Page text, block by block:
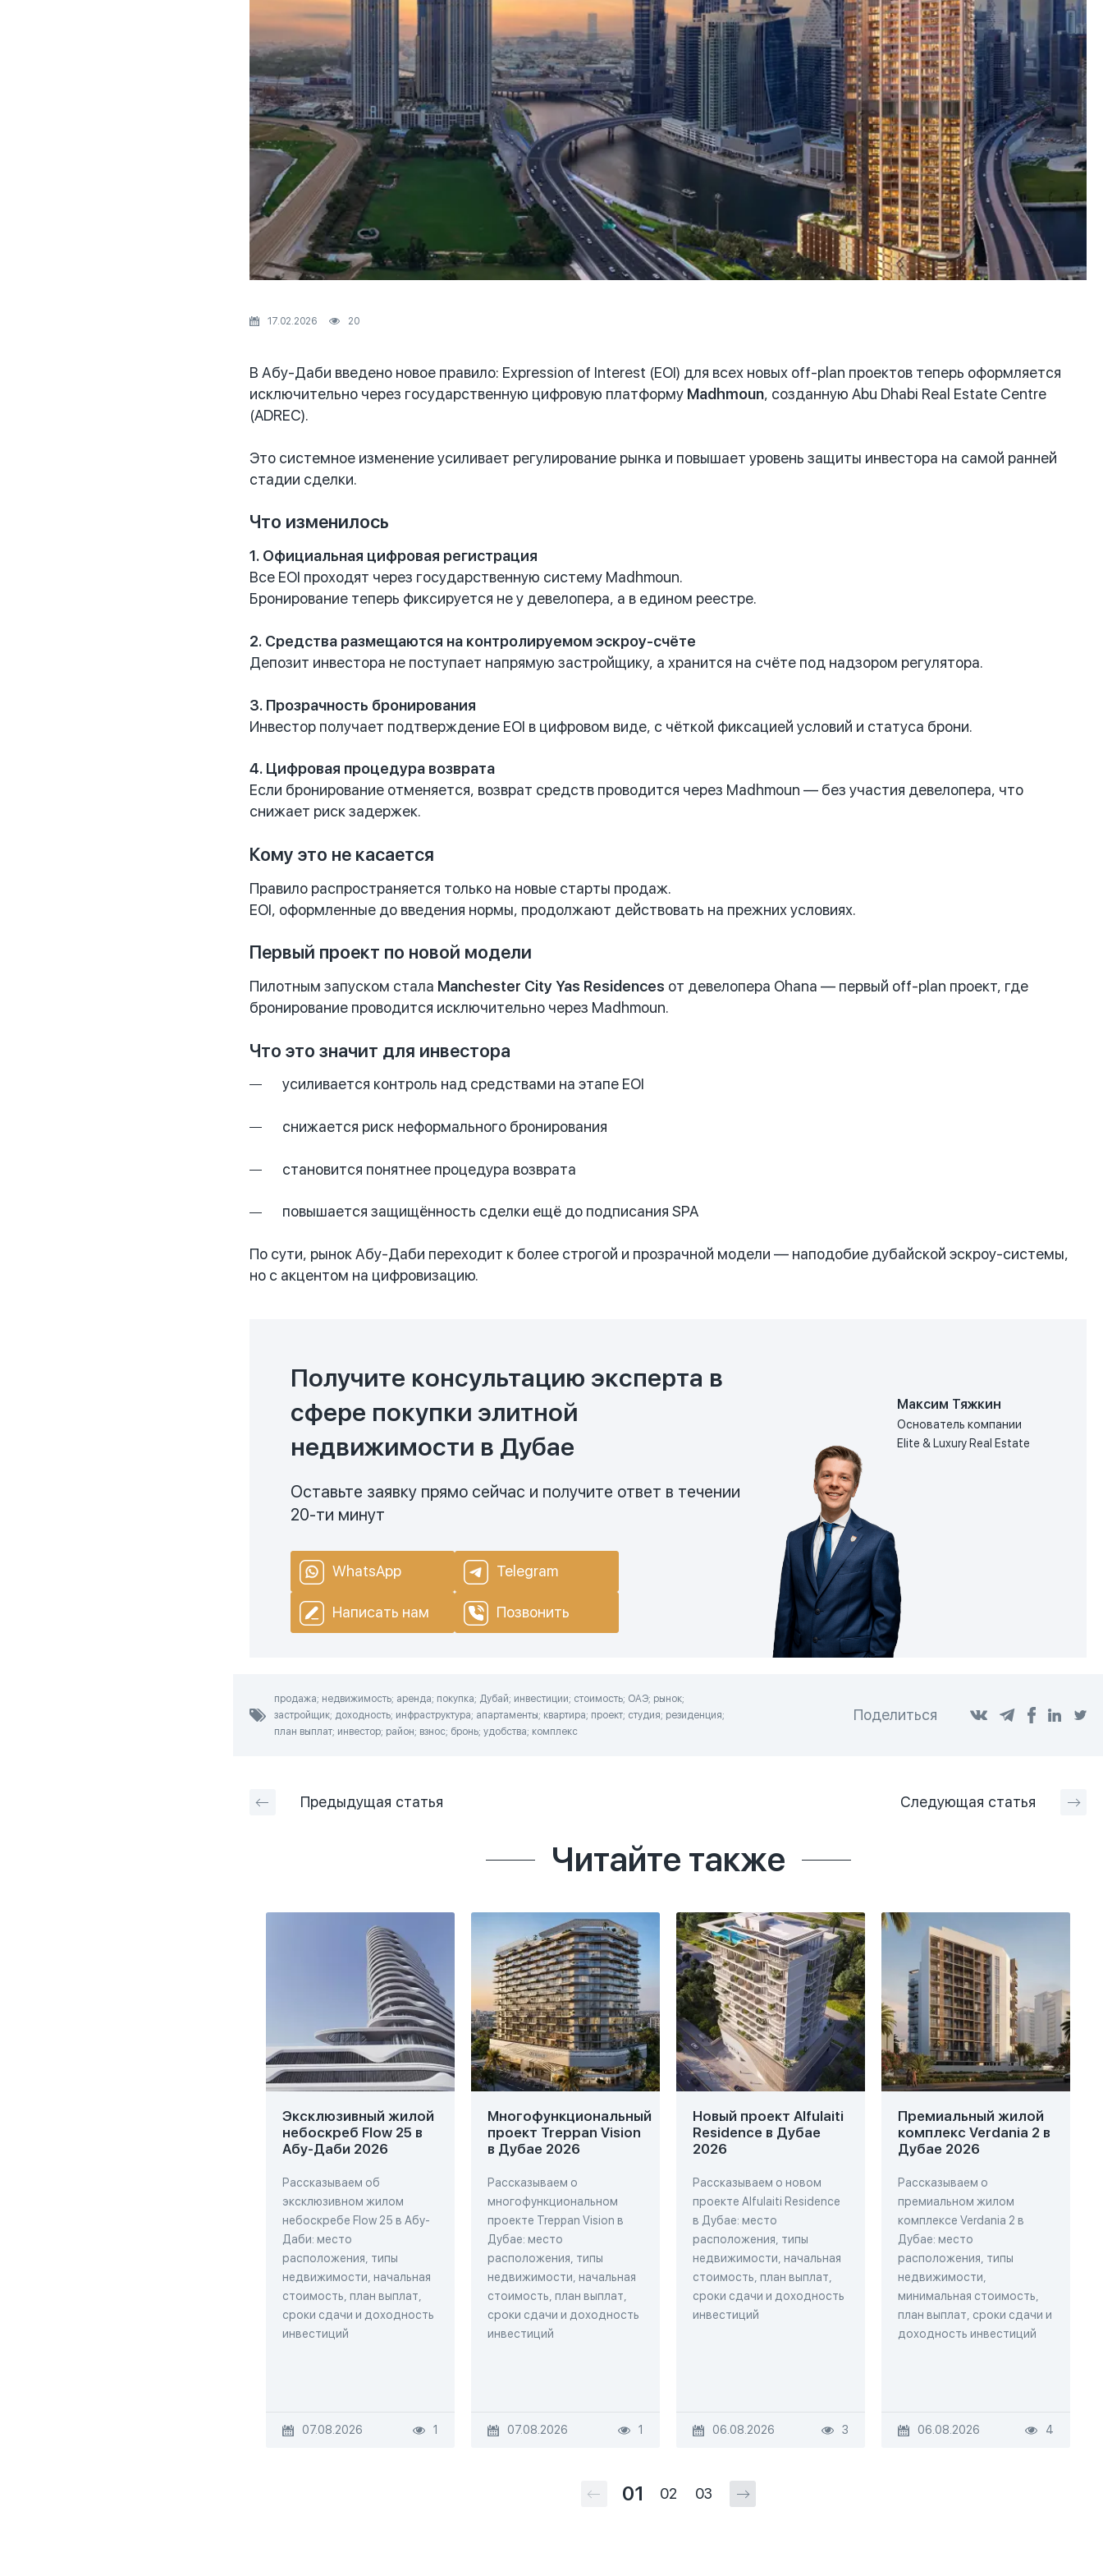
17.02.2026 20
В Абу-Даби введено новое правило: Expression of Interest (EOI) для всех новых off-plan проектов теперь оформляется
исключительно через государственную цифровую платформу Madhmoun, созданную Abu Dhabi Real Estate Centre
(ADREC).
Это системное изменение усиливает регулирование рынка и повышает уровень защиты инвестора на самой ранней
стадии сделки.
Что изменилось
1. Официальная цифровая регистрация
Все EOI проходят через государственную систему Madhmoun.
Бронирование теперь фиксируется не у девелопера, а в едином реестре.
2. Средства размещаются на контролируемом эскроу-счёте
Депозит инвестора не поступает напрямую застройщику, а хранится на счёте под надзором регулятора.
3. Прозрачность бронирования
Инвестор получает подтверждение EOI в цифровом виде, с чёткой фиксацией условий и статуса брони.
4. Цифровая процедура возврата
Если бронирование отменяется, возврат средств проводится через Madhmoun — без участия девелопера, что
снижает риск задержек.
Кому это не касается
Правило распространяется только на новые старты продаж.
EOI, оформленные до введения нормы, продолжают действовать на прежних условиях.
Первый проект по новой модели
Пилотным запуском стала Manchester City Yas Residences от девелопера Ohana — первый off-plan проект, где
бронирование проводится исключительно через Madhmoun.
Что это значит для инвестора
усиливается контроль над средствами на этапе EOI
снижается риск неформального бронирования
становится понятнее процедура возврата
повышается защищённость сделки ещё до подписания SPA
По сути, рынок Абу-Даби переходит к более строгой и прозрачной модели — наподобие дубайской эскроу-системы,
но с акцентом на цифровизацию.
Получите консультацию эксперта в
сфере покупки элитной
недвижимости в Дубае
Оставьте заявку прямо сейчас и получите ответ в течении
20-ти минут
WhatsApp Telegram
Написать нам Позвонить
Максим Тяжкин
Основатель компании
Elite & Luxury Real Estate
продажа; недвижимость; аренда; покупка; Дубай; инвестиции; стоимость; ОАЭ; рынок;
застройщик; доходность; инфраструктура; апартаменты; квартира; проект; студия; резиденция;
план выплат; инвестор; район; взнос; бронь; удобства; комплекс
Поделиться
Предыдущая статья Следующая статья
Читайте также
Эксклюзивный жилой
небоскреб Flow 25 в
Абу-Даби 2026
Рассказываем об
эксклюзивном жилом
небоскребе Flow 25 в Абу-
Даби: место
расположения, типы
недвижимости, начальная
стоимость, план выплат,
сроки сдачи и доходность
инвестиций
07.08.2026 1
Многофункциональный
проект Treppan Vision
в Дубае 2026
Рассказываем о
многофункциональном
проекте Treppan Vision в
Дубае: место
расположения, типы
недвижимости, начальная
стоимость, план выплат,
сроки сдачи и доходность
инвестиций
07.08.2026 1
Новый проект Alfulaiti
Residence в Дубае
2026
Рассказываем о новом
проекте Alfulaiti Residence
в Дубае: место
расположения, типы
недвижимости, начальная
стоимость, план выплат,
сроки сдачи и доходность
инвестиций
06.08.2026 3
Премиальный жилой
комплекс Verdania 2 в
Дубае 2026
Рассказываем о
премиальном жилом
комплексе Verdania 2 в
Дубае: место
расположения, типы
недвижимости,
минимальная стоимость,
план выплат, сроки сдачи и
доходность инвестиций
06.08.2026 4
01 02 03